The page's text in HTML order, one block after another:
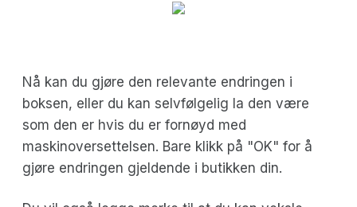
Nå kan du gjøre den relevante endringen i
boksen, eller du kan selvfølgelig la den være
som den er hvis du er fornøyd med
maskinoversettelsen. Bare klikk på "OK" for å
gjøre endringen gjeldende i butikken din.